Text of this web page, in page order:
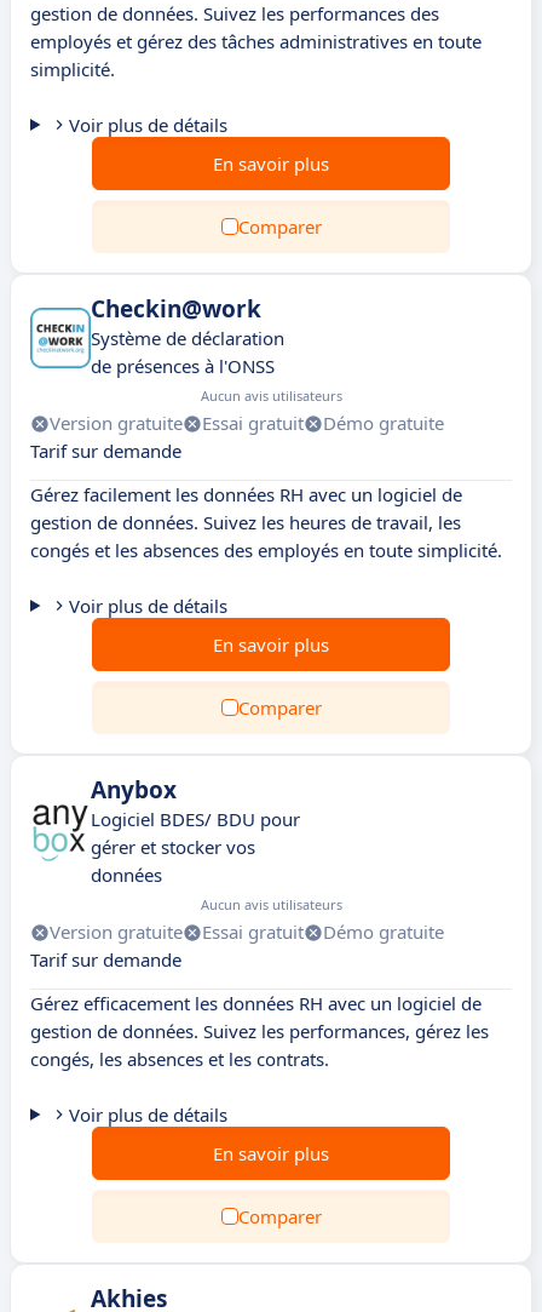
gestion de données. Suivez les performances des
employés et gérez des tâches administratives en toute
simplicité.
Voir plus de détails
En savoir plus
Comparer
Checkin@work
Système de déclaration
de présences à l'ONSS
Aucun avis utilisateurs
Version gratuite Essai gratuit
Démo gratuite
Tarif sur demande
Gérez facilement les données RH avec un logiciel de
gestion de données. Suivez les heures de travail, les
congés et les absences des employés en toute simplicité.
Voir plus de détails
En savoir plus
Comparer
Anybox
Logiciel BDES/ BDU pour
gérer et stocker vos
données
Aucun avis utilisateurs
Version gratuite Essai gratuit
Démo gratuite
Tarif sur demande
Gérez efficacement les données RH avec un logiciel de
gestion de données. Suivez les performances, gérez les
congés, les absences et les contrats.
Voir plus de détails
En savoir plus
Comparer
Akhies